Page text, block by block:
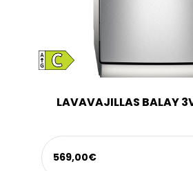
LAVAVAJILLAS BALAY
569,00€